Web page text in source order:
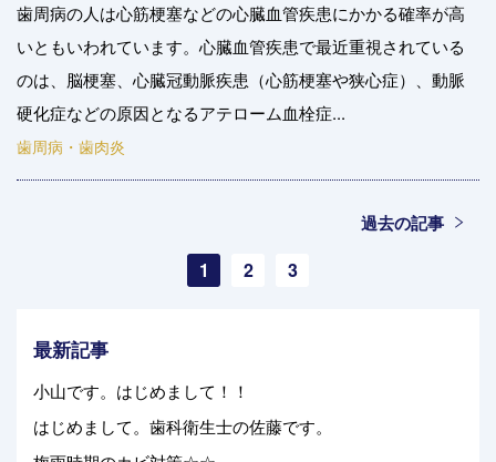
歯周病の人は心筋梗塞などの心臓血管疾患にかかる確率が高
いともいわれています。心臓血管疾患で最近重視されている
のは、脳梗塞、心臓冠動脈疾患（心筋梗塞や狭心症）、動脈
硬化症などの原因となるアテローム血栓症...
歯周病・歯肉炎
過去の記事
1 2 3
最新記事
小山です。はじめまして！！
はじめまして。歯科衛生士の佐藤です。